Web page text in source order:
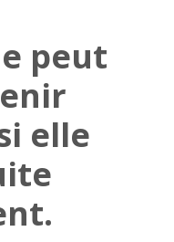
peut
elle